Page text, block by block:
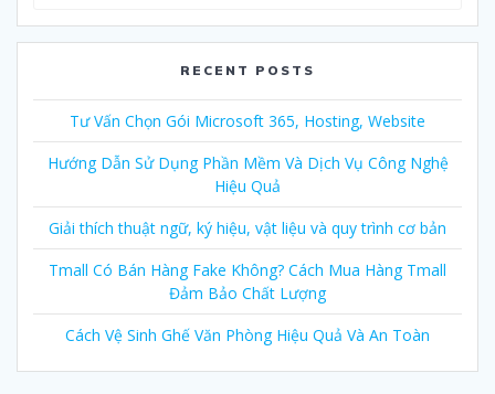
RECENT POSTS
Tư Vấn Chọn Gói Microsoft 365, Hosting, Website
Hướng Dẫn Sử Dụng Phần Mềm Và Dịch Vụ Công Nghệ
Hiệu Quả
Giải thích thuật ngữ, ký hiệu, vật liệu và quy trình cơ bản
Tmall Có Bán Hàng Fake Không? Cách Mua Hàng Tmall
Đảm Bảo Chất Lượng
Cách Vệ Sinh Ghế Văn Phòng Hiệu Quả Và An Toàn